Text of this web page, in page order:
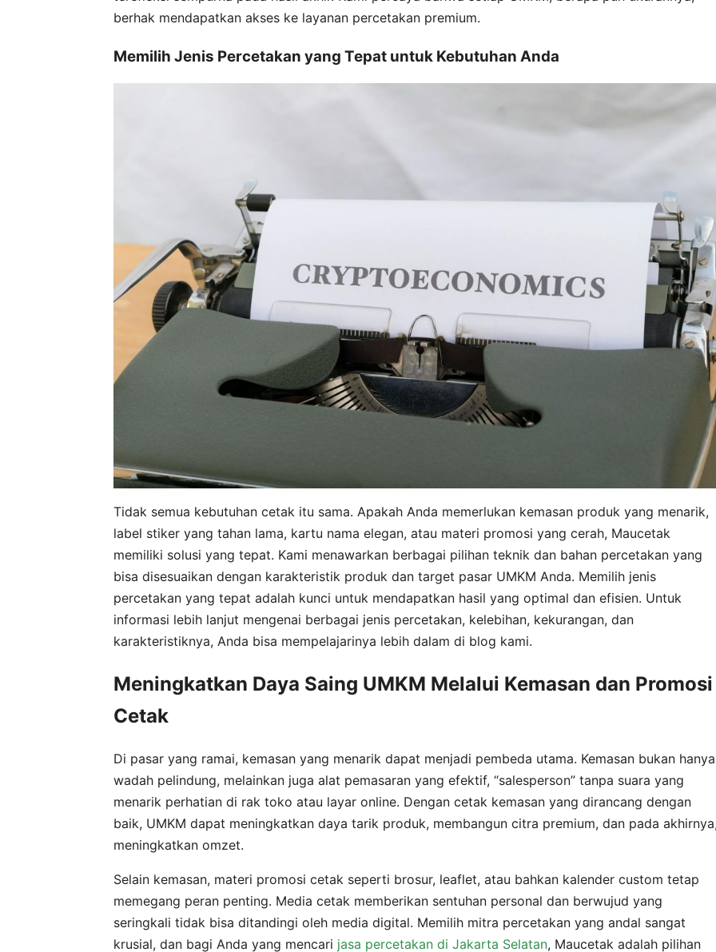
berhak mendapatkan akses ke layanan percetakan premium.
Memilih Jenis Percetakan yang Tepat untuk Kebutuhan Anda
Tidak semua kebutuhan cetak itu sama. Apakah Anda memerlukan kemasan produk yang menarik,
label stiker yang tahan lama, kartu nama elegan, atau materi promosi yang cerah, Maucetak
memiliki solusi yang tepat. Kami menawarkan berbagai pilihan teknik dan bahan percetakan yang
bisa disesuaikan dengan karakteristik produk dan target pasar UMKM Anda. Memilih jenis
percetakan yang tepat adalah kunci untuk mendapatkan hasil yang optimal dan efisien. Untuk
informasi lebih lanjut mengenai berbagai jenis percetakan, kelebihan, kekurangan, dan
karakteristiknya, Anda bisa mempelajarinya lebih dalam di blog kami.
Meningkatkan Daya Saing UMKM Melalui Kemasan dan Promosi
Cetak
Di pasar yang ramai, kemasan yang menarik dapat menjadi pembeda utama. Kemasan bukan hanya
wadah pelindung, melainkan juga alat pemasaran yang efektif, “salesperson” tanpa suara yang
menarik perhatian di rak toko atau layar online. Dengan cetak kemasan yang dirancang dengan
baik, UMKM dapat meningkatkan daya tarik produk, membangun citra premium, dan pada
meningkatkan omzet.
Selain kemasan, materi promosi cetak seperti brosur, leaflet, atau bahkan kalender custom tetap
memegang peran penting. Media cetak memberikan sentuhan personal dan berwujud yang
seringkali tidak bisa ditandingi oleh media digital. Memilih mitra percetakan yang andal sangat
krusial, dan bagi Anda yang mencari jasa percetakan di Jakarta Selatan, Maucetak adalah pilihan